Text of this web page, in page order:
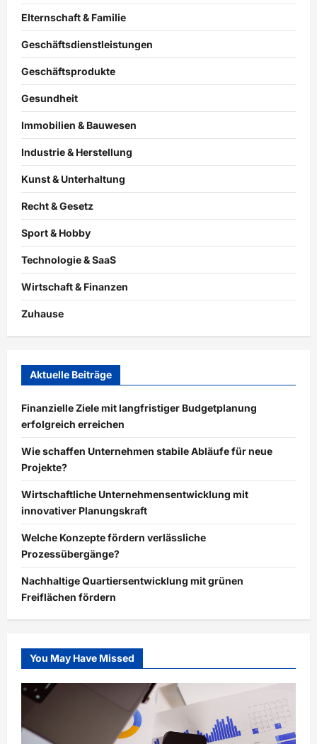
Elternschaft & Familie
Geschäftsdienstleistungen
Geschäftsprodukte
Gesundheit
Immobilien & Bauwesen
Industrie & Herstellung
Kunst & Unterhaltung
Recht & Gesetz
Sport & Hobby
Technologie & SaaS
Wirtschaft & Finanzen
Zuhause
Aktuelle Beiträge
Finanzielle Ziele mit langfristiger Budgetplanung
erfolgreich erreichen
Wie schaffen Unternehmen stabile Abläufe für neue
Projekte?
Wirtschaftliche Unternehmensentwicklung mit
innovativer Planungskraft
Welche Konzepte fördern verlässliche
Prozessübergänge?
Nachhaltige Quartiersentwicklung mit grünen
Freiflächen fördern
You May Have Missed